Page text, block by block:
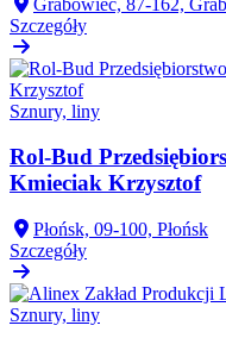
Szczegóły
Sznury, liny
Rol-Bud
Kmieciak Krzysztof
Płońsk, 09-100, Płońsk
Szczegóły
Sznury, liny